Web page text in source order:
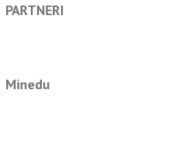
PARTNERI
Minedu